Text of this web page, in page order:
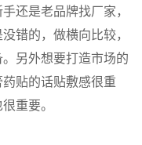
还是老品牌找厂家，
错的，做横向比较，
另外想要打造市场的
贴的话贴敷感很重
重要。